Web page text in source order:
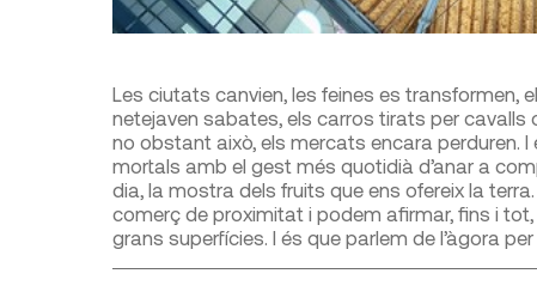
Les ciutats canvien, les feines es transformen,
netejaven sabates, els carros tirats per
no obstant això, els mercats encara perduren.
mortals amb el gest més quotidià d’anar a
dia, la mostra dels fruits que ens ofereix la
comerç de proximitat i podem afirmar, fins i
grans superfícies. I és que parlem de l’àgora